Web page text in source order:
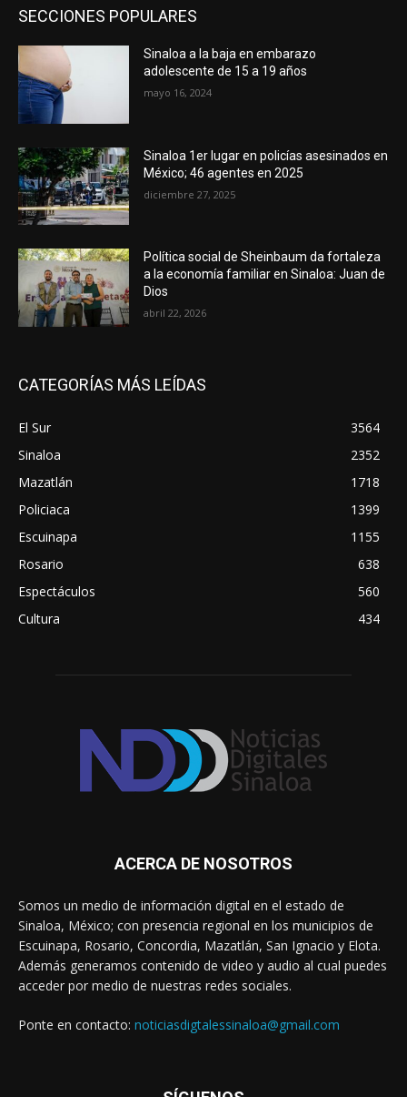
SECCIONES POPULARES
Sinaloa a la baja en embarazo
adolescente de 15 a 19 años
mayo 16, 2024
Sinaloa 1er lugar en policías asesinados en
México; 46 agentes en 2025
diciembre 27, 2025
Política social de Sheinbaum da fortaleza
a la economía familiar en Sinaloa: Juan de
Dios
abril 22, 2026
CATEGORÍAS MÁS LEÍDAS
El Sur
3564
Sinaloa
2352
Mazatlán
1718
Policiaca
1399
Escuinapa
1155
Rosario
638
Espectáculos
560
Cultura
434
ACERCA DE NOSOTROS
Somos un medio de información digital en el estado de
Sinaloa, México; con presencia regional en los municipios de
Escuinapa, Rosario, Concordia, Mazatlán, San Ignacio y Elota.
Además generamos contenido de video y audio al cual puedes
acceder por medio de nuestras redes sociales.
Ponte en contacto: noticiasdigtalessinaloa@gmail.com